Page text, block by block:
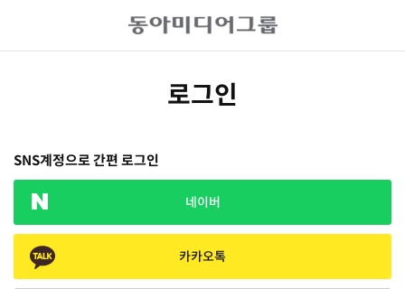
로그인
SNS계정으로 간편 로그인
네이버
카카오톡